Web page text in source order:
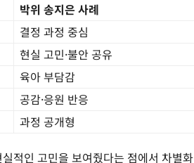
박위 송지은 사례
결정 과정 중심
현실 고민·불안 공유
육아 부담감
공감·응원 반응
과정 공개형
적인 고민을 보여줬다는 점에서 차별화